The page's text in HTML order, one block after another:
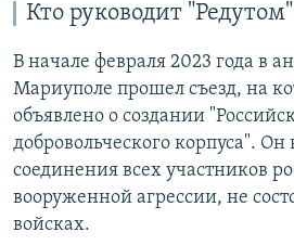
Кто руководит "Редутом"
В начале февраля 2023 года в
Мариуполе прошел съезд, на
объявлено о создании
добровольческого корпуса". Он
соединения всех участников
вооруженной агрессии, не
войсках.